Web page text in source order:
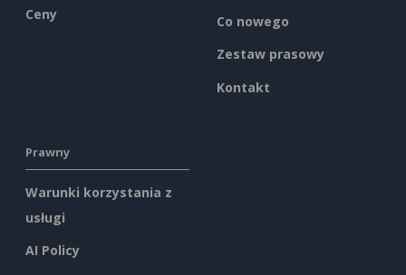
Ceny
Co nowego
Zestaw prasowy
Kontakt
Prawny
Warunki korzystania z
usługi
AI Policy